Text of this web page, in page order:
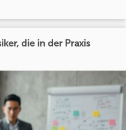
die in der Praxis